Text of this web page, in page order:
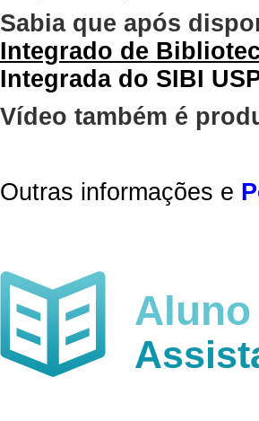
Sabia que após
Integrado de
Integrada do SIBI USP
Vídeo também é
Outras informações e
Aluno